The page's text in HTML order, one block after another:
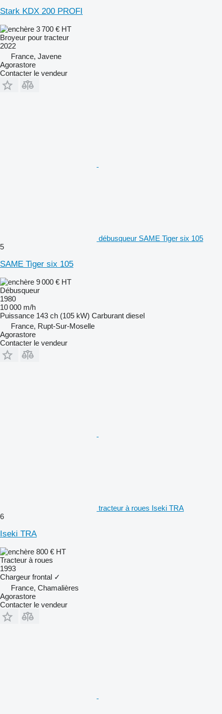
Stark KDX 200 PROFI
3 700 € HT
Broyeur pour tracteur
2022
France, Javene
Agorastore
Contacter le vendeur
débusqueur SAME Tiger six 105
5
SAME Tiger six 105
9 000 € HT
Débusqueur
1980
10 000 m/h
Puissance 143 ch (105 kW) Carburant diesel
France, Rupt-Sur-Moselle
Agorastore
Contacter le vendeur
tracteur à roues Iseki TRA
6
Iseki TRA
800 € HT
Tracteur à roues
1993
Chargeur frontal ✓
France, Chamalières
Agorastore
Contacter le vendeur